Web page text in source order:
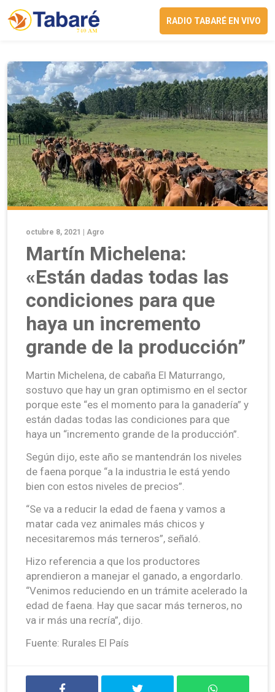
RADIO TABARÉ EN VIVO
octubre 8, 2021 | Agro
Martín Michelena:
«Están dadas todas las
condiciones para que
haya un incremento
grande de la producción”
Martin Michelena, de cabaña El Maturrango,
sostuvo que hay un gran optimismo en el sector
porque este “es el momento para la ganadería” y
están dadas todas las condiciones para que
haya un “incremento grande de la producción”.
Según dijo, este año se mantendrán los niveles
de faena porque “a la industria le está yendo
bien con estos niveles de precios”.
“Se va a reducir la edad de faena y vamos a
matar cada vez animales más chicos y
necesitaremos más terneros”, señaló.
Hizo referencia a que los productores
aprendieron a manejar el ganado, a engordarlo.
“Venimos reduciendo en un trámite acelerado la
edad de faena. Hay que sacar más terneros, no
va ir más una recría”, dijo.
Fuente: Rurales El País